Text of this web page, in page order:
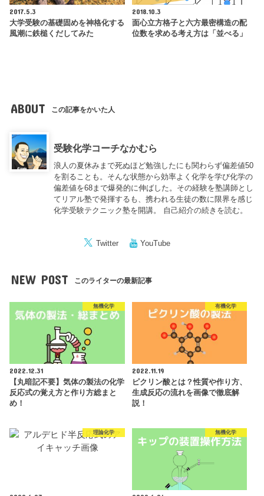
2017.5.3
大学受験の基礎固めを神格化する
風潮に鉄槌くだしてみた
2018.10.3
面心立方格子と六方最密構造の配
位数を求める考え方は「並べる」
ABOUT この記事をかいた人
受験化学コーチなかむら
浪人の夏休みまで死ぬほど勉強したにも関わらず偏差値50
を割ることも。そんな状態から効率よく化学を学び化学の
偏差値を68まで爆発的に伸ばした。その経験を塾講師とし
てリアル塾で発揮するも、携われる生徒の数に限界を感じ
化学受験テクニック塾を開講。 自己紹介の続きを読む。
Twitter YouTube
NEW POST このライターの最新記事
無機化学
2022.12.31
【丸暗記不要】気体の製法の化学
反応式の覚え方と作り方総まと
め！
有機化学
2022.11.19
ピクリン酸とは？性質や作り方、
生成反応の流れを画像で徹底解
説！
理論化学 無機化学